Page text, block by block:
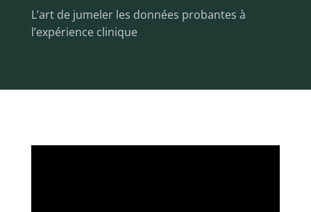
L’art de jumeler les données probantes à
l’expérience clinique